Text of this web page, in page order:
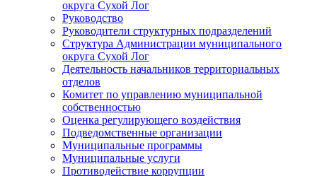
округа Сухой Лог
Руководство
Руководители структурных подразделений
Структура Администрации муниципального
округа Сухой Лог
Деятельность начальников территориальных
отделов
Комитет по управлению муниципальной
собственностью
Оценка регулирующего воздействия
Подведомственные организации
Муниципальные программы
Муниципальные услуги
Противодействие коррупции